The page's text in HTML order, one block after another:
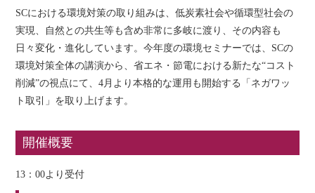
SCにおける環境対策の取り組みは、低炭素社会や循環型社会の
実現、自然との共生等も含め非常に多岐に渡り、その内容も
日々変化・進化しています。今年度の環境セミナーでは、SCの
環境対策全体の講演から、省エネ・節電における新たな“コスト
削減”の視点にて、4月より本格的な運用も開始する「ネガワッ
ト取引」を取り上げます。
開催概要
13：00より受付